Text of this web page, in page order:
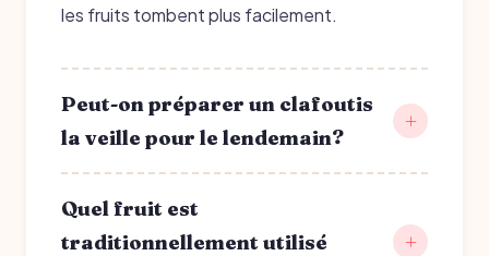
les fruits tombent plus facilement.
Peut-on préparer un clafoutis
la veille pour le lendemain?
Quel fruit est
traditionnellement utilisé